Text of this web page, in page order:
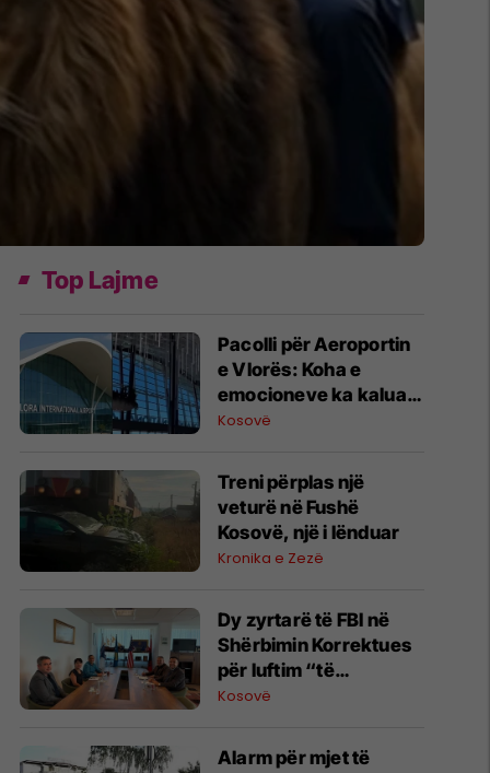
Top Lajme
Pacolli për Aeroportin
e Vlorës: Koha e
emocioneve ka kaluar,
do t’i drejtohemi
drejtësisë
Kosovë
Treni përplas një
veturë në Fushë
Kosovë, një i lënduar
Kronika e Zezë
Dy zyrtarë të FBI në
Shërbimin Korrektues
për luftim “të
terrorizmit dhe
Kosovë
Alarm për mjet të